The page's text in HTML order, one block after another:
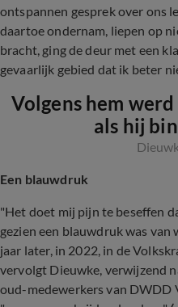
ontspannen gesprek over ons
daartoe ondernam, liepen op
bracht, ging de deur met een
gevaarlijk gebied dat ik beter
Volgens hem
als hij
Een blauwdruk
"Het doet mij pijn te beseffen
gezien een blauwdruk was
jaar later, in 2022, in de
vervolgt Dieuwke, verwijzend
oud-medewerkers van DWDD